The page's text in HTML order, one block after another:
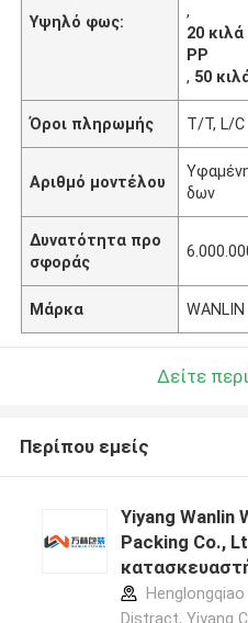
Υψηλό φως:
,
20
PP
, 50
Όροι πληρωμής T/T, L/C
Αριθμό μοντέλου
δων
Δυνατότητα προ
σφοράς
Μάρκα WANLIN
Δείτε
Περίπου εμείς
Yiyang Wanlin
Packing Co.,
Distract, Yiyang